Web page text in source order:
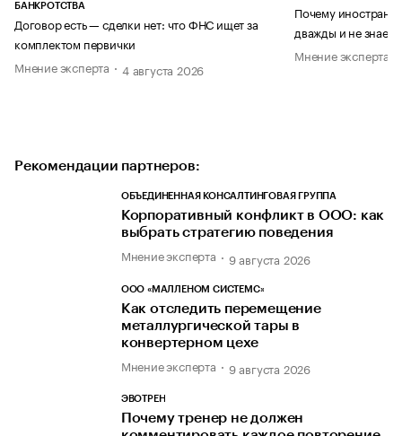
БАНКРОТСТВА
Договор есть — сделки нет: что ФНС ищет за
комплектом первички
Мнение эксперта
4 августа 2026
Почему
дважды и не знает
Мнение эксперта
Рекомендации партнеров:
ОБЪЕДИНЕННАЯ КОНСАЛТИНГОВАЯ ГРУППА
Корпоративный конфликт в ООО: как
выбрать стратегию поведения
Мнение эксперта 9 августа 2026
ООО «МАЛЛЕНОМ СИСТЕМС»
Как отследить перемещение
металлургической тары в
конвертерном цехе
Мнение эксперта 9 августа 2026
ЭВОТРЕН
Почему тренер не должен